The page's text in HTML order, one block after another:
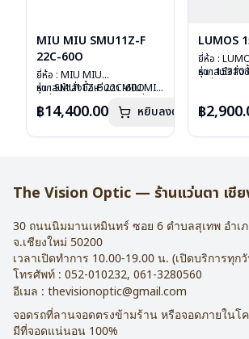
MIU MIU SMU11Z-F
22C-60O
ยี่ห้อ : MIU MIU
รุ่น : SMU11Z-F 22C-60O
เลนส์ : กันแดดสีฟ้า
น้ำหนัก : 24 กรัม
หากสนใจสั่งชื้อแว่นตา MIU MIU
ลงไว้กรุณาติดต่อเรา
คลิก
฿14,400.00 หยิบลงตะกร้า
LUMOS
ยี่ห้อ :
รุ่น : 15310
บานพับ : ไม่มี
อุปกรณ์ : กล่
หากสนใจสั่ง
฿
The Vision Optic — ร้านแว่นตา เชีย
30 ถนนนิมมานเหมินทร์ ซอย 6 ตำบลสุเทพ อำเ
จ.เชียงใหม่ 50200
เวลาเปิดทำการ 10.00-19.00 น. (เปิดบริการทุก
โทรศัพท์ : 052-010232, 061-3280560
อีเมล : thevisionoptic@gmail.com
จอดรถที่ลานจอดตรงข้ามร้าน หรือจอดภายในโ
มีที่จอดแน่นอน 100%